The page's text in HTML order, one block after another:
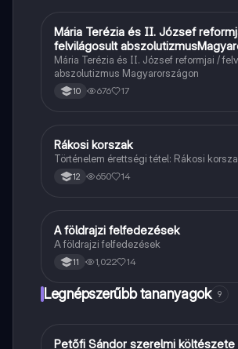
Töri
Mária Terézia és II. József
felvilágosult
Mária Terézia és II. József reformjai /
abszolutizmus Magyarországon
10 676 17
Töri
Rákosi korszak
Történelem érettségi tétel: Rákosi
12 650 14
Töri
A földrajzi felfedezések
A földrajzi felfedezések
11 1,022 14
Legnépszerűbb tananyagok 9
Magyar
Petőfi Sándor szerelmi költészete